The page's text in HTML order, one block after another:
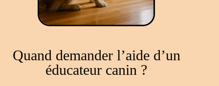
Quand demander l’aide d’un
éducateur canin ?